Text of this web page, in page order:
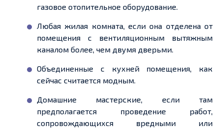
газовое отопительное оборудование.
Любая жилая комната, если она отделена от
помещения с вентиляционным вытяжным
каналом более, чем двумя дверьми.
Объединенные с кухней помещения, как
сейчас считается модным.
Домашние мастерские, если там
предполагается проведение работ,
сопровождающихся вредными или